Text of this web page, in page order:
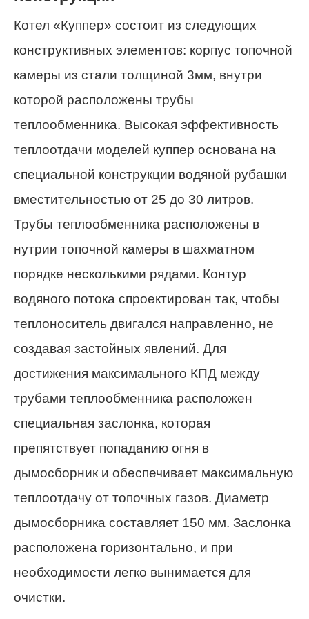
Котел «Куппер» состоит из следующих
конструктивных элементов: корпус топочной
камеры из стали толщиной 3мм, внутри
которой расположены трубы
теплообменника. Высокая эффективность
теплоотдачи моделей куппер основана на
специальной конструкции водяной рубашки
вместительностью от 25 до 30 литров.
Трубы теплообменника расположены в
нутрии топочной камеры в шахматном
порядке несколькими рядами. Контур
водяного потока спроектирован так, чтобы
теплоноситель двигался направленно, не
создавая застойных явлений. Для
достижения максимального КПД между
трубами теплообменника расположен
специальная заслонка, которая
препятствует попаданию огня в
дымосборник и обеспечивает максимальную
теплоотдачу от топочных газов. Диаметр
дымосборника составляет 150 мм. Заслонка
расположена горизонтально, и при
необходимости легко вынимается для
очистки.